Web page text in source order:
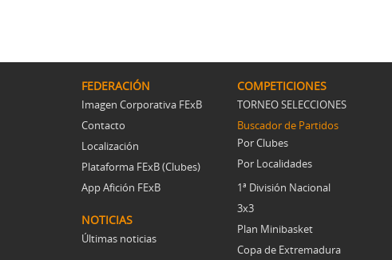
FEDERACIÓN
Imagen Corporativa FExB
Contacto
Localización
Plataforma FExB (Clubes)
App Afición FExB
NOTICIAS
Últimas noticias
COMPETICIONES
TORNEO SELECCIONES
Buscador de Partidos
Por Clubes
Por Localidades
1ª División Nacional
3x3
Plan Minibasket
Copa de Extremadura